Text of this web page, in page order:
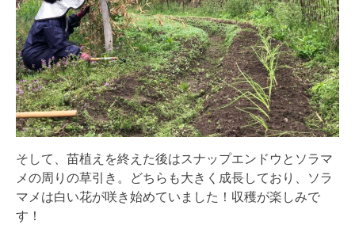
そして、苗植えを終えた後はスナップエンドウとソラマ
メの周りの草引き。どちらも大きく成長しており、ソラ
マメは白い花が咲き始めていました！収穫が楽しみで
す！